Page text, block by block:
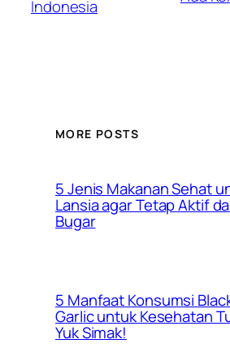
Indonesia
MORE POSTS
5 Jenis Makanan Sehat
Lansia agar Tetap Aktif
Bugar
5 Manfaat Konsumsi
Garlic untuk Kesehatan
Yuk Simak!